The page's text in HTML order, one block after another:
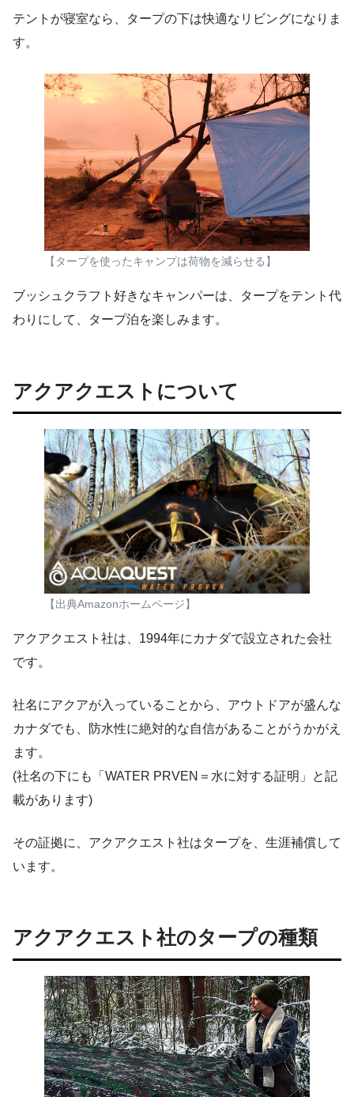
テントが寝室なら、タープの下は快適なリビングになりま
す。
【タープを使ったキャンプは荷物を減らせる】
ブッシュクラフト好きなキャンパーは、タープをテント代
わりにして、タープ泊を楽しみます。
アクアクエストについて
【出典Amazonホームページ】
アクアクエスト社は、1994年にカナダで設立された会社
です。
社名にアクアが入っていることから、アウトドアが盛んな
カナダでも、防水性に絶対的な自信があることがうかがえ
ます。
(社名の下にも「WATER PRVEN＝水に対する証明」と記
載があります)
その証拠に、アクアクエスト社はタープを、生涯補償して
います。
アクアクエスト社のタープの種類